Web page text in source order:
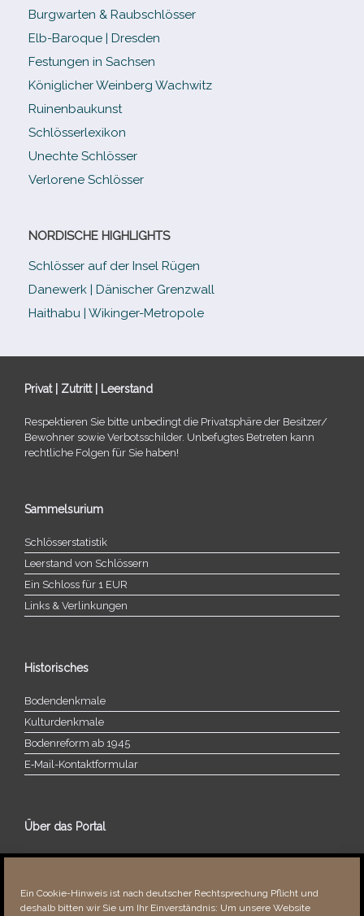
Ein Cookie-Hinweis ist nach deutscher Rechtsprechung Pflicht und
deshalb bitten wir Sie um Ihr Einverständnis: Um unsere Website
Burgwarten & Raubschlösser
Elb-​Baroque | Dresden
Festungen in Sachsen
Königlicher Weinberg Wachwitz
Ruinenbaukunst
Schlösserlexikon
Unechte Schlösser
Verlorene Schlösser
NORDISCHE HIGHLIGHTS
Schlösser auf der Insel Rügen
Danewerk | Dänischer Grenzwall
Haithabu | Wikinger-Metropole
Privat | Zutritt | Leerstand
Respektieren Sie bitte unbe­dingt die Privatsphäre der Besitzer/​
Bewohner sowie Verbotsschilder. Unbefugtes Betreten kann
recht­li­che Folgen für Sie haben!
Sammelsurium
Schlösserstatistik
Leerstand von Schlössern
Ein Schloss für 1 EUR
Links & Verlinkungen
Historisches
Bodendenkmale
Kulturdenkmale
Bodenreform ab 1945
E‑Mail-​​Kontaktformular
Über das Portal
Über dieses Portal